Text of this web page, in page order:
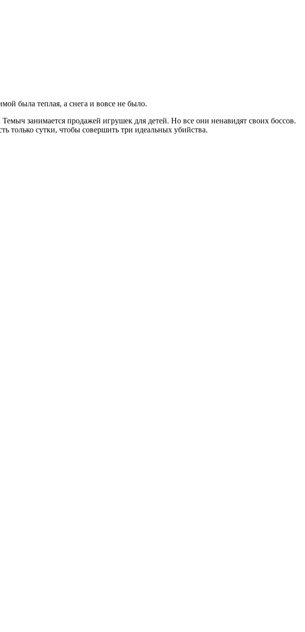
была теплая, а снега и вовсе не было.
занимается продажей игрушек для детей. Но все они ненавидят своих боссов.
только сутки, чтобы совершить три идеальных убийства.